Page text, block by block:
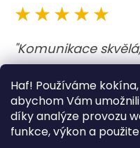
Haf! Používáme
abychom Vám
díky analýze provozu
funkce, výkon a
★★★★★
"Komunikace
obojek i vodítko
udělané. A barvy
moc dobrý zážitek. "